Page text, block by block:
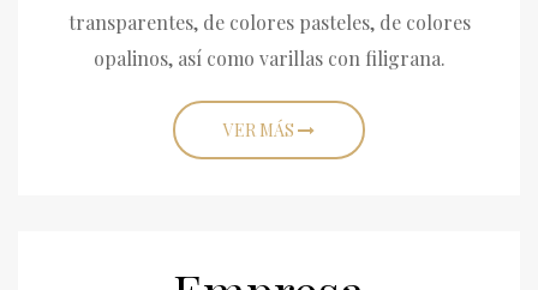
transparentes, de colores pasteles, de colores
opalinos, así como varillas con filigrana.
VER MÁS